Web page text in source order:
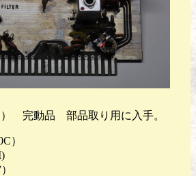
） 完動品 部品取り用に入手。
）